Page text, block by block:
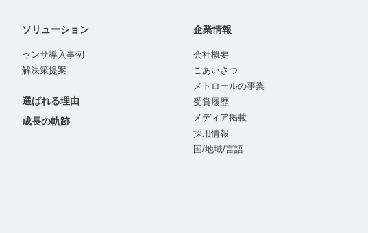
ソリューション
センサ導入事例
解決策提案
選ばれる理由
成長の軌跡
企業情報
会社概要
ごあいさつ
メトロールの事業
受賞履歴
メディア掲載
採用情報
国/地域/言語